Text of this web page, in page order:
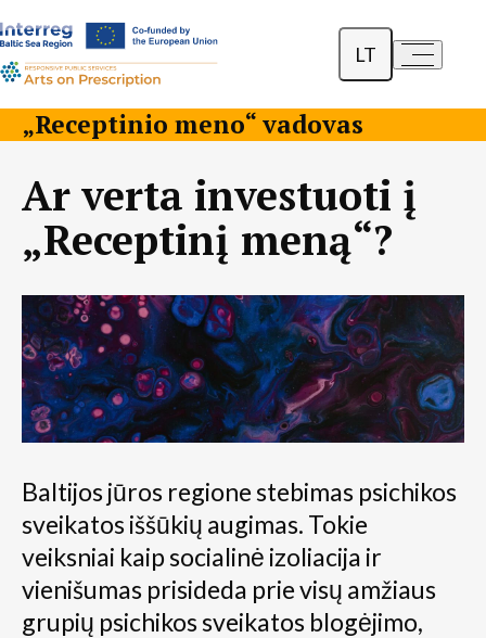
a- a+
LT
English
Polski
„Receptinio meno“ vadovas
Ar verta investuoti į
„Receptinį meną“?
Baltijos jūros regione stebimas psichikos
sveikatos iššūkių augimas. Tokie
veiksniai kaip socialinė izoliacija ir
vienišumas prisideda prie visų amžiaus
grupių psichikos sveikatos blogėjimo,